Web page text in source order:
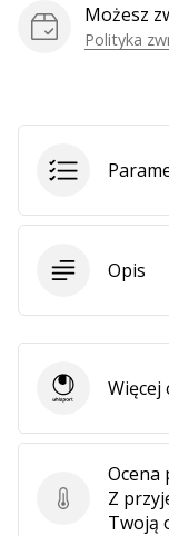
Marki.
wszystkie
artykuły
Możesz
Polityka
Opis
Ocena
Ocena
Z
Twoją
Uhlsport